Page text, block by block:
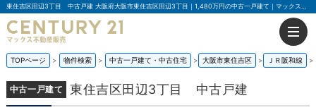
TOPページ 物件検索 中古一戸建て・中古住宅 大阪市東住吉区 ＪＲ阪和線
中古一戸建て 東住吉区田辺3丁目 中古戸建